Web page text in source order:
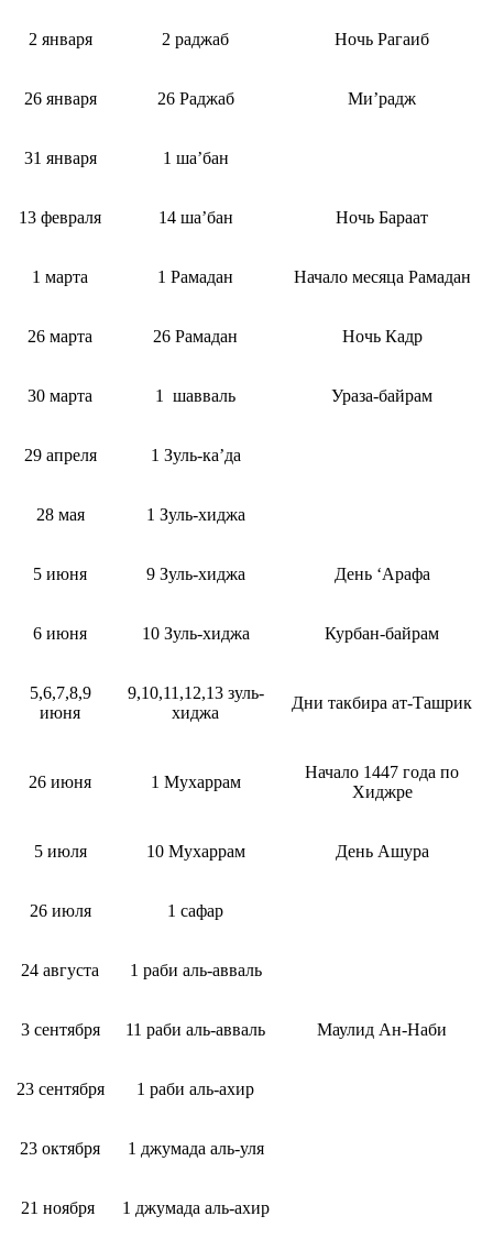
2 января 2 раджаб Ночь Рагаиб
26 января 26 Раджаб Ми’радж
31 января 1 ша’бан
13 февраля 14 ша’бан Ночь Бараат
1 марта 1 Рамадан Начало месяца Рамадан
26 марта 26 Рамадан Ночь Кадр
30 марта 1 шавваль Ураза-байрам
29 апреля 1 Зуль-ка’да
28 мая 1 Зуль-хиджа
5 июня 9 Зуль-хиджа День ‘Арафа
6 июня 10 Зуль-хиджа Курбан-байрам
5,6,7,8,9
июня
9,10,11,12,13 зуль-
хиджа
Дни такбира ат-Ташрик
26 июня 1 Мухаррам
Начало 1447 года по
Хиджре
5 июля 10 Мухаррам День Ашура
26 июля 1 сафар
24 августа 1 раби аль-авваль
3 сентября 11 раби аль-авваль Маулид Ан-Наби
23 сентября 1 раби аль-ахир
23 октября 1 джумада аль-уля
21 ноября 1 джумада аль-ахир